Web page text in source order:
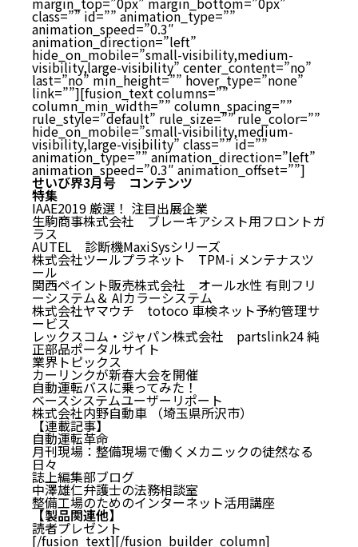
class=”” id=”” animation_type=””
animation_speed=”0.3″
animation_direction=”left”
hide_on_mobile=”small-visibility,medium-
visibility,large-visibility” center_content=”no”
last=”no” min_height=”” hover_type=”none”
link=””][fusion_text columns=””
column_min_width=”” column_spacing=””
rule_style=”default” rule_size=”” rule_color=””
hide_on_mobile=”small-visibility,medium-
visibility,large-visibility” class=”” id=””
animation_type=”” animation_direction=”left”
animation_speed=”0.3″ animation_offset=””]
せいび界3月号 コンテンツ
特集
IAAE2019 厳選！ 注目出展企業
生駒商事株式会社 ブレーキアシスト用フロントガ
ラス
AUTEL 診断機MaxiSysシリーズ
株式会社ツールプラネット TPM-i メンテナスツ
ール
関西ペイント販売株式会社 オール水性 有則フリ
ーシステム＆ AIカラーシステム
株式会社ヤマウチ totoco 車検ネット予約管理サ
ービス
レックスコム・ジャパン株式会社 partslink24 純
正部品ポータルサイト
業界トピックス
カーリンクが新春大会を開催
自動運転バスに乗ってみた！
ベースシステムユーザーリポート
株式会社内野自動車 （埼玉県所沢市）
【連載記事】
自動運転革命
月刊現場：整備現場で働くメカニックの徒然なる
日々
誌上編集部ブログ
中澤雄仁弁護士の法務相談室
整備工場のためのインターネット活用講座
【製品関連他】
読者プレゼント
[/fusion_text][/fusion_builder_column]